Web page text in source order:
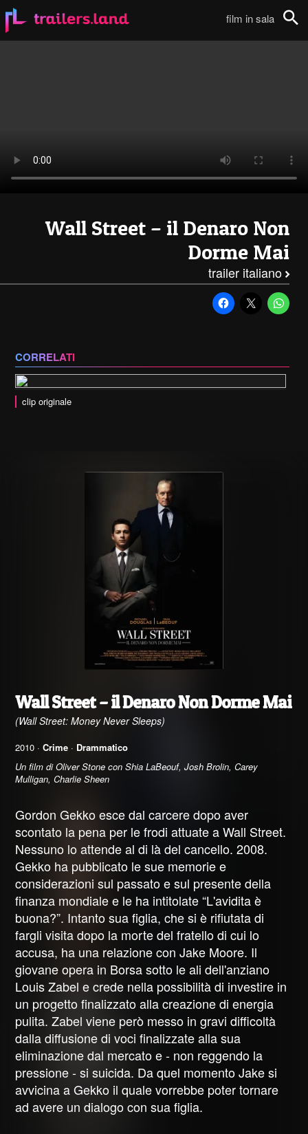
film in sala
Wall Street – il Denaro Non
Dorme Mai
trailer italiano
CORRELATI
clip originale
Wall Street – il Denaro Non Dorme Mai
(Wall Street: Money Never Sleeps)
2010 · Crime · Drammatico
Un film di Oliver Stone con Shia LaBeouf, Josh Brolin, Carey
Mulligan, Charlie Sheen
Gordon Gekko esce dal carcere dopo aver
scontato la pena per le frodi attuate a Wall Street.
Nessuno lo attende al di là del cancello. 2008.
Gekko ha pubblicato le sue memorie e
considerazioni sul passato e sul presente della
finanza mondiale e le ha intitolate “L'avidita è
buona?”. Intanto sua figlia, che si è rifiutata di
fargli visita dopo la morte del fratello di cui lo
accusa, ha una relazione con Jake Moore. Il
giovane opera in Borsa sotto le ali dell'anziano
Louis Zabel e crede nella possibilità di investire in
un progetto finalizzato alla creazione di energia
pulita. Zabel viene però messo in gravi difficoltà
dalla diffusione di voci finalizzate alla sua
eliminazione dal mercato e - non reggendo la
pressione - si suicida. Da quel momento Jake si
avvicina a Gekko il quale vorrebbe poter tornare
ad avere un dialogo con sua figlia.